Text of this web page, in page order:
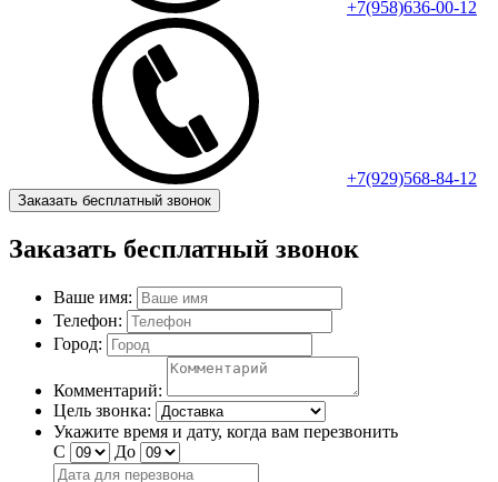
+7(958)636-00-12
+7(929)568-84-12
Заказать бесплатный звонок
Заказать бесплатный звонок
Ваше имя:
Телефон:
Город:
Комментарий:
Цель звонка:
Укажите время и дату, когда вам перезвонить
С
До